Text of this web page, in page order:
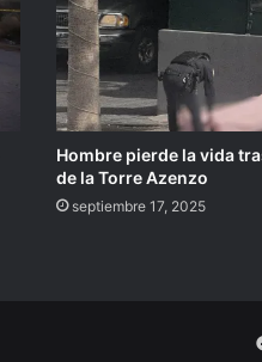
Hombre pierde la vida
de la Torre Azenzo
septiembre 17, 2025